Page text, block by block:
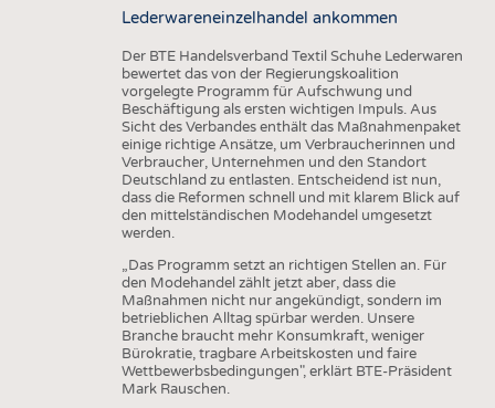
Lederwareneinzelhandel ankommen
Der BTE Handelsverband Textil Schuhe Lederwaren
bewertet das von der Regierungskoalition
vorgelegte Programm für Aufschwung und
Beschäftigung als ersten wichtigen Impuls. Aus
Sicht des Verbandes enthält das Maßnahmenpaket
einige richtige Ansätze, um Verbraucherinnen und
Verbraucher, Unternehmen und den Standort
Deutschland zu entlasten. Entscheidend ist nun,
dass die Reformen schnell und mit klarem Blick auf
den mittelständischen Modehandel umgesetzt
werden.
„Das Programm setzt an richtigen Stellen an. Für
den Modehandel zählt jetzt aber, dass die
Maßnahmen nicht nur angekündigt, sondern im
betrieblichen Alltag spürbar werden. Unsere
Branche braucht mehr Konsumkraft, weniger
Bürokratie, tragbare Arbeitskosten und faire
Wettbewerbsbedingungen", erklärt BTE-Präsident
Mark Rauschen.